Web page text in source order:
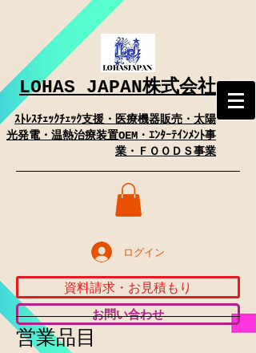
​LOHAS JAPAN株式会社
ｽﾄﾚｽﾁｪｯｸﾁｪｯｸ支援・医療機器販売・太陽
光発電・温熱治療装置OEM・ｴﾝﾀｰﾃｲﾝﾒﾝﾄ事
業・ＦＯＯＤＳ事業
ログイン
資料請求・お見積もり
お問い合わせ
営業品目